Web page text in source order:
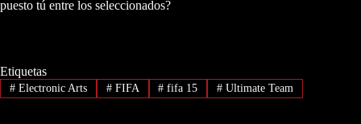
puesto tú entre los seleccionados?
Etiquetas
#Electronic Arts #FIFA # fifa 15 # Ultimate Team